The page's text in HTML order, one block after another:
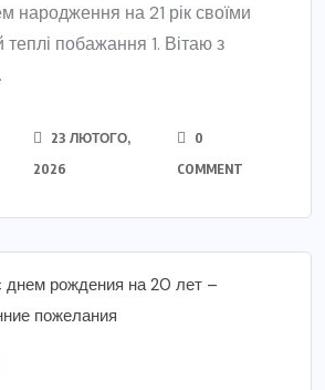
народження на 21 рік своїми
побажання 1. Вітаю з
23 ЛЮТОГО,
2026
0
COMMENT